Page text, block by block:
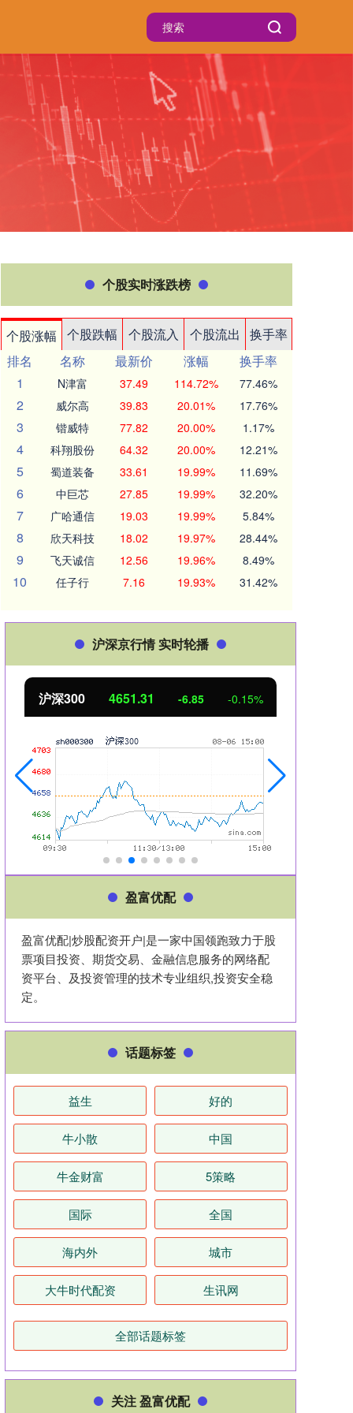
个股实时涨跌榜
个股涨幅 个股跌幅 个股流入 个股流出
换手率
排名
名称 最新价 涨幅
换手率
1
N津富 37.49 114.72% 77.46%
2 威尔高 39.83 20.01% 17.76%
3 锴威特 77.82 20.00% 1.17%
4 科翔股份 64.32 20.00% 12.21%
5 蜀道装备 33.61 19.99% 11.69%
6 中巨芯 27.85 19.99% 32.20%
7 广哈通信 19.03 19.99% 5.84%
8 欣天科技 18.02 19.97% 28.44%
9 飞天诚信 12.56 19.96% 8.49%
10 任子行 7.16 19.93% 31.42%
沪深京行情 实时轮播
沪深300 4651.31 -6.85 -0.15%
盈富优配
盈富优配|炒股配资开户|是一家中国领跑致力于股
票项目投资、期货交易、金融信息服务的网络配
资平台、及投资管理的技术专业组织,投资安全稳
定。
话题标签
益生 好的
牛小散 中国
牛金财富 5策略
国际 全国
海内外 城市
大牛时代配资 生讯网
全部话题标签
关注 盈富优配